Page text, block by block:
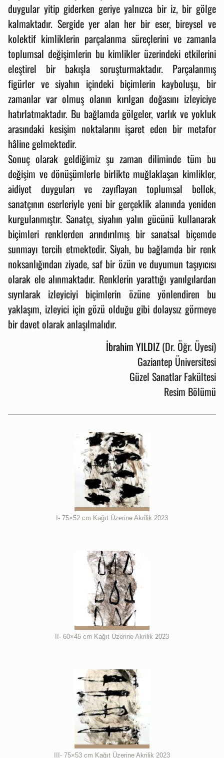
duygular yitip giderken geriye yalnızca bir iz, bir gölge
kalmaktadır. Sergide yer alan her bir eser, bireysel ve
kolektif kimliklerin parçalanma süreçlerini ve zamanla
toplumsal değişimlerin bu kimlikler üzerindeki etkilerini
eleştirel bir bakışla soruşturmaktadır. Parçalanmış
figürler ve siyahın içindeki biçimlerin kayboluşu, bir
zamanlar var olmuş olanın kırılgan doğasını izleyiciye
hatırlatmaktadır. Bu bağlamda gölgeler, varlık ve yokluk
arasındaki kesişim noktalarını işaret eden bir metafor
hâline gelmektedir.
Sonuç olarak geldiğimiz şu zaman diliminde tüm bu
değişim ve dönüşümlerle birlikte muğlaklaşan kimlikler,
aidiyet duyguları ve zayıflayan toplumsal bellek,
sanatçının eserleriyle yeni bir gerçeklik alanında yeniden
kurgulanmıştır. Sanatçı, siyahın yalın gücünü kullanarak
biçimleri renklerden arındırılmış bir sanatsal biçemde
sunmayı tercih etmektedir. Siyah, bu bağlamda bir renk
noksanlığından ziyade, saf bir özün ve duyumun taşıyıcısı
olarak ele alınmaktadır. Renklerin yarattığı yanılgılardan
sıyrılarak izleyiciyi biçimlerin özüne yönlendiren bu
yaklaşım, izleyici için gözü olduğu gibi dolaysız görmeye
bir davet olarak anlaşılmalıdır.
İbrahim YILDIZ(Dr.​ Öğr. Üyesi)
Gaziantep Üniversitesi
Güzel Sanatlar Fakültesi
Resim Bölümü
I- 75×52 cm Kağıt Üzerine Akrilik 2023
II- 60×45 cm Kağıt Üzerine Akrilik 2023
III- 75×53 cm Kağıt Üzerine Akrilik 2023